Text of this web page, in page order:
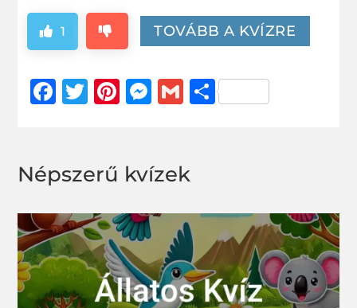
1 TOVÁBB A KVÍZRE
Facebook
Twitter
Pinterest
Messenger
GmailOssza
Népszerű kvízek